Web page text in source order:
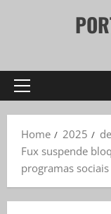
Primary
Home
2025
Fux suspende
programas sociais